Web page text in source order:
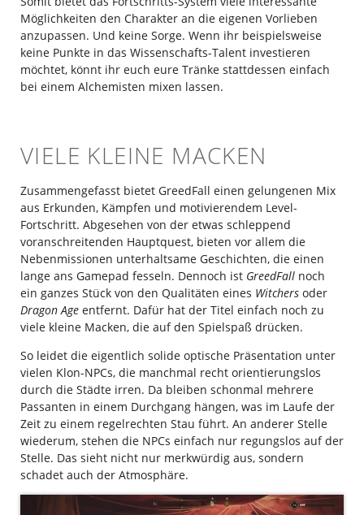
Möglichkeiten den Charakter an die eigenen Vorlieben
anzupassen. Und keine Sorge. Wenn ihr beispielsweise
keine Punkte in das Wissenschafts-Talent investieren
möchtet, könnt ihr euch eure Tränke stattdessen einfach
bei einem Alchemisten mixen lassen.
VIELE KLEINE MACKEN
Zusammengefasst bietet GreedFall einen gelungenen Mix
aus Erkunden, Kämpfen und motivierendem Level-
Fortschritt. Abgesehen von der etwas schleppend
voranschreitenden Hauptquest, bieten vor allem die
Nebenmissionen unterhaltsame Geschichten, die einen
lange ans Gamepad fesseln. Dennoch ist GreedFall noch
ein ganzes Stück von den Qualitäten eines Witchers oder
Dragon Age entfernt. Dafür hat der Titel einfach noch zu
viele kleine Macken, die auf den Spielspaß drücken.
So leidet die eigentlich solide optische Präsentation unter
vielen Klon-NPCs, die manchmal recht orientierungslos
durch die Städte irren. Da bleiben schonmal mehrere
Passanten in einem Durchgang hängen, was im Laufe der
Zeit zu einem regelrechten Stau führt. An anderer Stelle
wiederum, stehen die NPCs einfach nur regungslos auf der
Stelle. Das sieht nicht nur merkwürdig aus, sondern
schadet auch der Atmosphäre.